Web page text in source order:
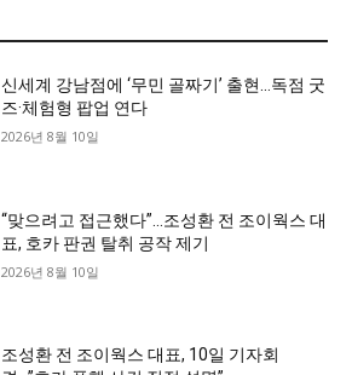
신세계 강남점에 ‘무민 골짜기’ 출현…독점 굿
즈·체험형 팝업 연다
2026년 8월 10일
“맞으려고 접근했다”…조성환 전 조이웍스 대
표, 호카 판권 탈취 공작 제기
2026년 8월 10일
조성환 전 조이웍스 대표, 10일 기자회